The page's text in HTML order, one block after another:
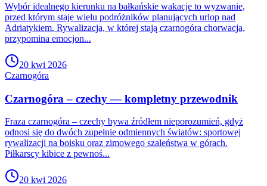
Wybór idealnego kierunku na bałkańskie wakacje to wyzwanie,
przed którym staje wielu podróżników planujących urlop nad
Adriatykiem. Rywalizacja, w której stają czarnogóra chorwacja,
przypomina emocjon...
20 kwi 2026
Czarnogóra
Czarnogóra – czechy — kompletny przewodnik
Fraza czarnogóra – czechy bywa źródłem nieporozumień, gdyż
odnosi się do dwóch zupełnie odmiennych światów: sportowej
rywalizacji na boisku oraz zimowego szaleństwa w górach.
Piłkarscy kibice z pewnoś...
20 kwi 2026